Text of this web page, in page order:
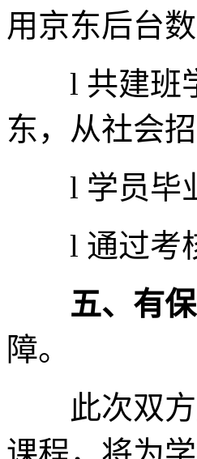
用京东后台
l 共建班学
东，从社会
l 学员毕业
l 通过考核
五、有保
障。
此次双方